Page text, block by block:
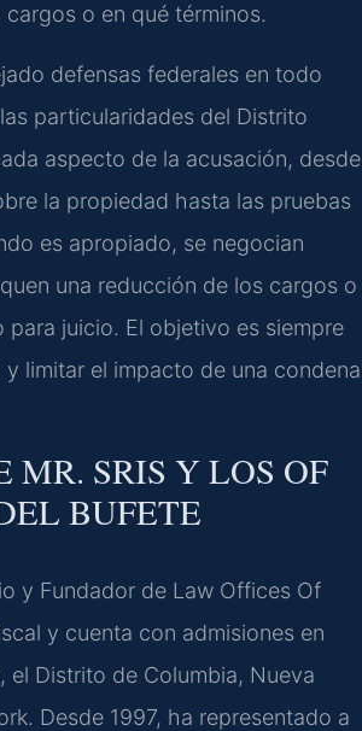
cargos o en qué términos.
defensas federales en todo
particularidades del Distrito
aspecto de la acusación, desde
la propiedad hasta las pruebas
es apropiado, se negocian
una reducción de los cargos o
para juicio. El objetivo es siempre
limitar el impacto de una condena
MR. SRIS Y LOS OF
BUFETE
y Fundador de Law Offices Of
y cuenta con admisiones en
el Distrito de Columbia, Nueva
Desde 1997, ha representado a